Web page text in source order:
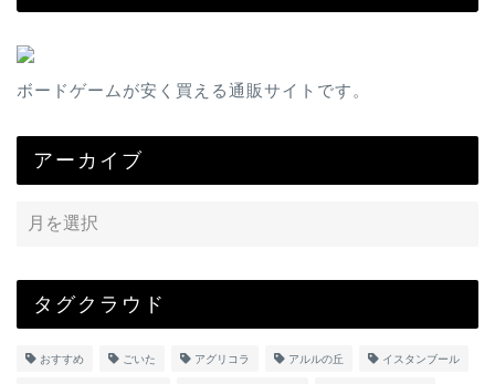
ボードゲームが安く買える通販サイトです。
アーカイブ
タグクラウド
おすすめ ごいた アグリコラ アルルの丘 イスタンブール